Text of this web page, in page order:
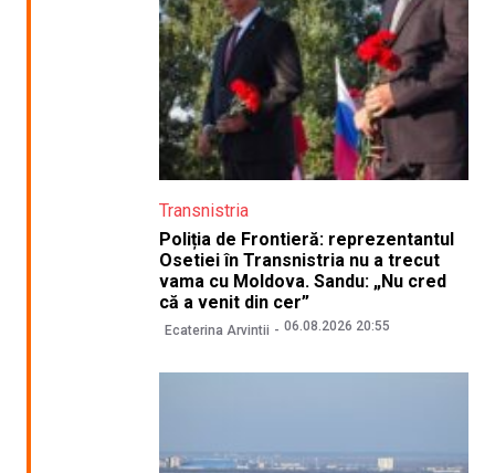
Transnistria
Poliția de Frontieră: reprezentantul
Osetiei în Transnistria nu a trecut
vama cu Moldova. Sandu: „Nu cred
că a venit din cer”
Ecaterina Arvintii 06.08.2026 20:55